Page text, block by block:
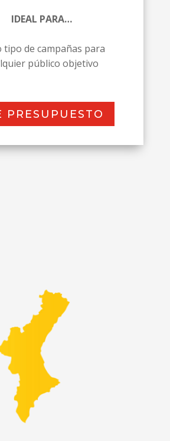
IDEAL PARA…
tipo de campañas para
público objetivo
PRESUPUESTO